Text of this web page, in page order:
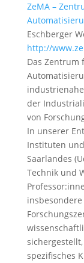
ZeMA –
Eschberger
http://
Das Zentrum
der
von
In unserer
Instituten
Saarlandes
Technik und
spezifisches